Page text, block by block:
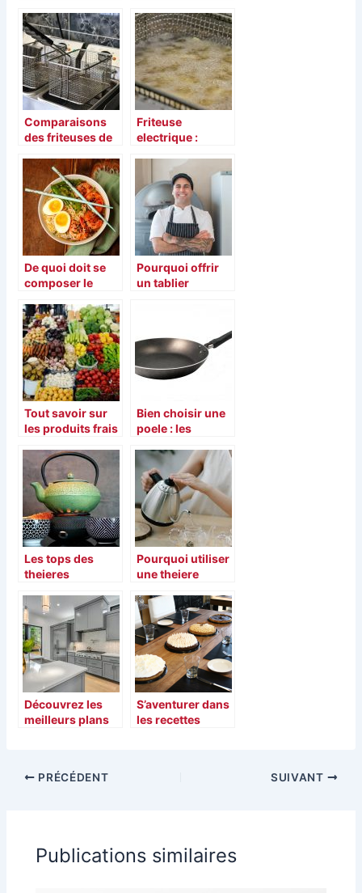
energetique
environnement
plus sain
Comparaisons
des friteuses de
2021
Friteuse
electrique :
d’electromenager
De quoi doit se
composer le
Pourquoi offrir
un tablier
Tout savoir sur
les produits frais
s’en procurer.
Bien choisir une
poele : les
modeles.
Les tops des
theieres
2021
Pourquoi utiliser
une theiere
Découvrez les
meilleurs plans
S’aventurer dans
les recettes
PRÉCÉDENT SUIVANT
Publications similaires